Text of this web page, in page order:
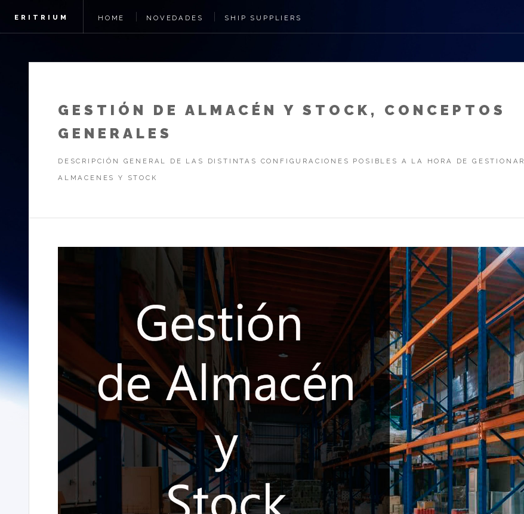
ERITRIUM HOME NOVEDADES SHIP SUPPLIERS
GESTIÓN DE ALMACÉN Y STOCK, CONCEPTOS
GENERALES
DESCRIPCIÓN GENERAL DE LAS DISTINTAS CONFIGURACIONES POSIBLES A LA HORA DE GESTIONAR
ALMACENES Y STOCK